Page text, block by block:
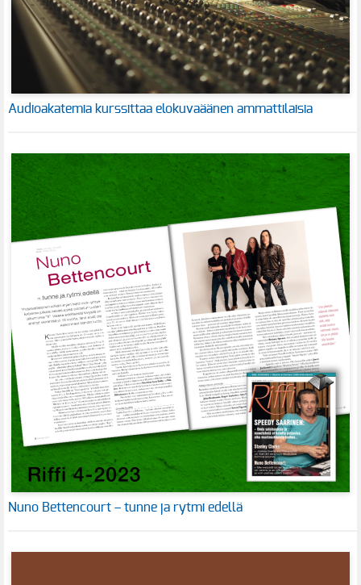
Audioakatemia kurssittaa elokuvaäänen ammattilaisia
Nuno Bettencourt – tunne ja rytmi edellä